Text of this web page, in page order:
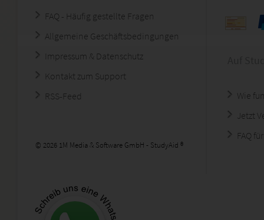
FAQ - Häufig gestellte Fragen
Allgemeine Geschäftsbedingungen
Impressum & Datenschutz
Kontakt zum Support
RSS-Feed
© 2026 1M Media & Software GmbH - StudyAid ®
Wie
Jetzt
FAQ